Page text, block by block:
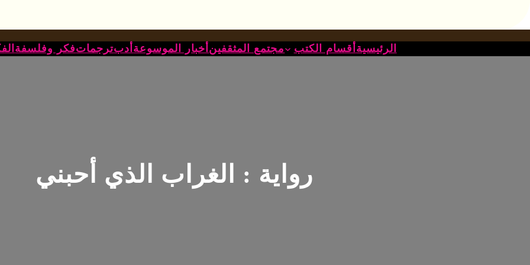
الرئيسية أقسام الكتب مجتمع المثقفين أخبار الموسوعة أدبترجماتفكر وفلسفة
رواية : الغراب الذي أحبني